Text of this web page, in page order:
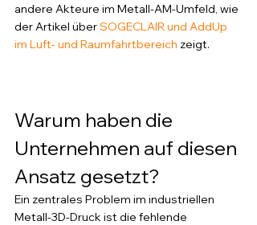
andere Akteure im Metall-AM-Umfeld, wie
der Artikel über SOGECLAIR und AddUp
im Luft- und Raumfahrtbereich zeigt.
Warum haben die
Unternehmen auf diesen
Ansatz gesetzt?
Ein zentrales Problem im industriellen
Metall-3D-Druck ist die fehlende